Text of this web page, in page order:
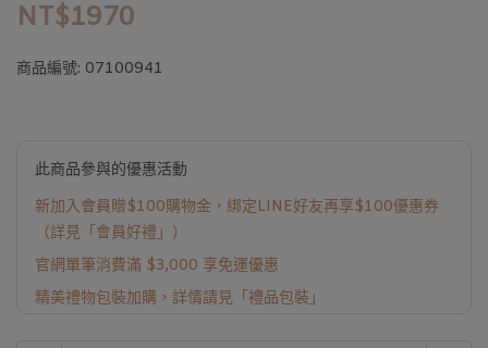
NT$1970
商品編號: 07100941
此商品參與的優惠活動
新加入會員贈$100購物金，綁定LINE好友再享$100優惠券
（詳見「會員好禮」）
官網單筆消費滿 $3,000 享免運優惠
精美禮物包裝加購，詳情請見「禮品包裝」